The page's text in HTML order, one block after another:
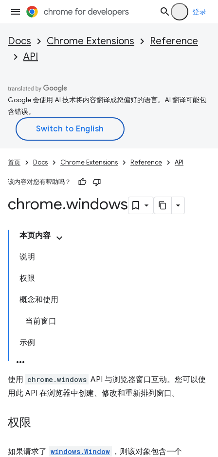
登录
Docs Chrome Extensions
Reference
API
Google 会使用 AI 技术将内容翻译成您偏好的语言。AI 翻译可能包
含错误。
首页 Docs Chrome Extensions Reference API
该内容对您有帮助吗？
chrome.windows
本页内容
说明
权限
概念和使用
当前窗口
示例
使用 chrome.windows API 与浏览器窗口互动。您可以使
用此 API 在浏览器中创建、修改和重新排列窗口。
权限
如果请求了 windows.Window ，则该对象包含一个